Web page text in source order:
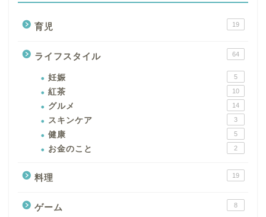
育児 19
ライフスタイル 64
妊娠 5
紅茶 10
グルメ 14
スキンケア 3
健康 5
お金のこと 2
料理 19
ゲーム 8